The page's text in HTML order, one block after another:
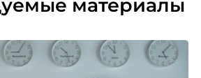
материалы